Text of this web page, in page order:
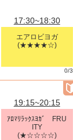
17:30~18:30
エアロビヨガ
(★★★★☆)
0/3
19:15~20:15
ｱﾛﾏﾘﾗｯｸｽﾖｶﾞ FRU
ITY
(★☆☆☆☆)